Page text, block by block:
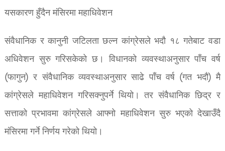
यसकारण हुँदैन मंसिरमा महाधिवेशन
संवैधानिक र कानुनी जटिलता छल्न कांग्रेसले भदौ १८ गतेबाट वडा
अधिवेशन सुरु गरिसकेको छ। विधानको व्यवस्थाअनुसार पाँच वर्ष
(फागुन) र संवैधानिक व्यवस्थाअनुसार साढे पाँच वर्ष (गत भदौ) मै
कांग्रेसले महाधिवेशन गरिसक्नुपर्ने थियो। तर संवैधानिक छिद्र र
सत्ताको प्रभावमा कांग्रेसले आफ्नो महाधिवेशन सुरु भएको देखाउँदै
मंसिरमा गर्ने निर्णय गरेको थियो।